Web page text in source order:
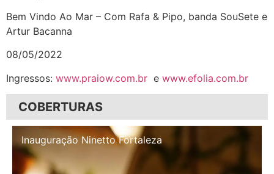
Bem Vindo Ao Mar – Com Rafa & Pipo, banda SouSete e
Artur Bacanna
08/05/2022
Ingressos: www.praiow.com.br e www.efolia.com.br
COBERTURAS
Inauguração Illa Café